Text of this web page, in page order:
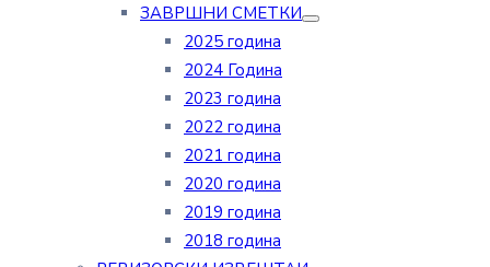
ЗАВРШНИ СМЕТКИ
2025 година
2024 Година
2023 година
2022 година
2021 година
2020 година
2019 година
2018 година